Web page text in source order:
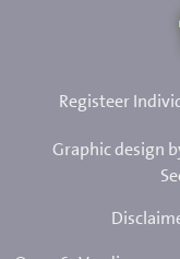
Registeer
Graphic design